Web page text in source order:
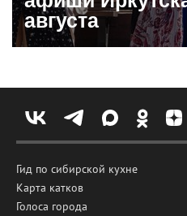
августа
Гид по сибирской кухне
Карта катков
Голоса города